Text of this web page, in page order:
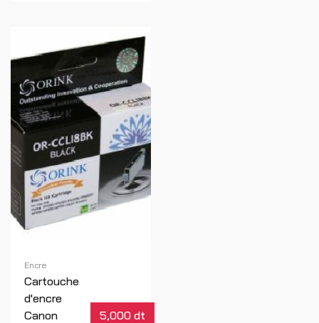
Encre
Cartouche
d'encre
Canon
5,000 dt